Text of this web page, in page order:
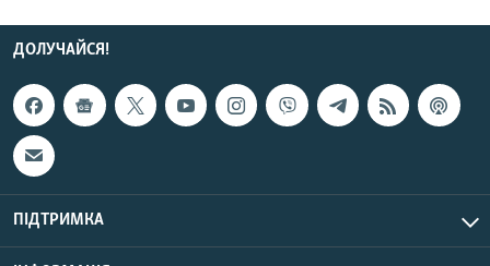
ДОЛУЧАЙСЯ!
ПІДТРИМКА